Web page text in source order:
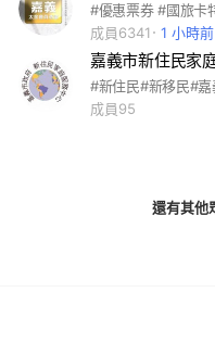
成員6341
1 小時前
嘉義市新住民家
成員95
還有其他